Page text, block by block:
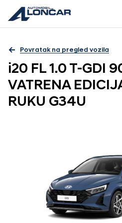
Povratak na pregled vozila
i20 FL 1.0 T-GDI
VATRENA
RUKU G34U